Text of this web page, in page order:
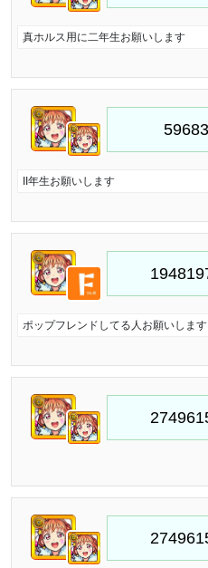
真ホルス用に二年生お願いします
II年生お願いします
ポップフレンドしてる人お願いします